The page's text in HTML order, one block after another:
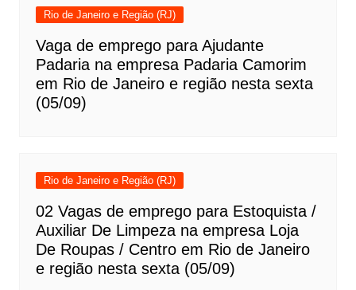
Rio de Janeiro e Região (RJ)
Vaga de emprego para Ajudante
Padaria na empresa Padaria Camorim
em Rio de Janeiro e região nesta sexta
(05/09)
Rio de Janeiro e Região (RJ)
02 Vagas de emprego para Estoquista /
Auxiliar De Limpeza na empresa Loja
De Roupas / Centro em Rio de Janeiro
e região nesta sexta (05/09)